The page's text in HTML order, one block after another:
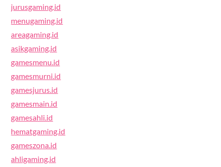
jurusgaming.id
menugaming.id
areagaming.id
asikgaming.id
gamesmenu.id
gamesmurni.id
gamesjurus.id
gamesmain.id
gamesahli.id
hematgaming.id
gameszona.id
ahligaming.id